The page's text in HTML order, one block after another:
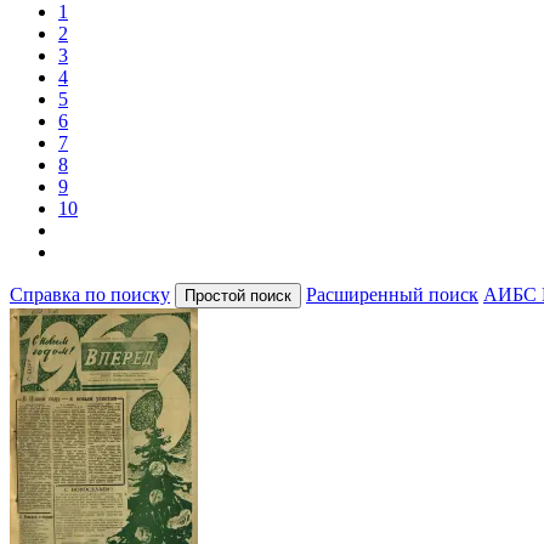
1
2
3
4
5
6
7
8
9
10
Справка по поиску Расширенный поиск АИБС